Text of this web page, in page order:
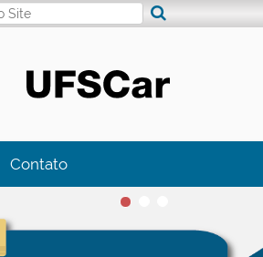
Busca
Contato
1